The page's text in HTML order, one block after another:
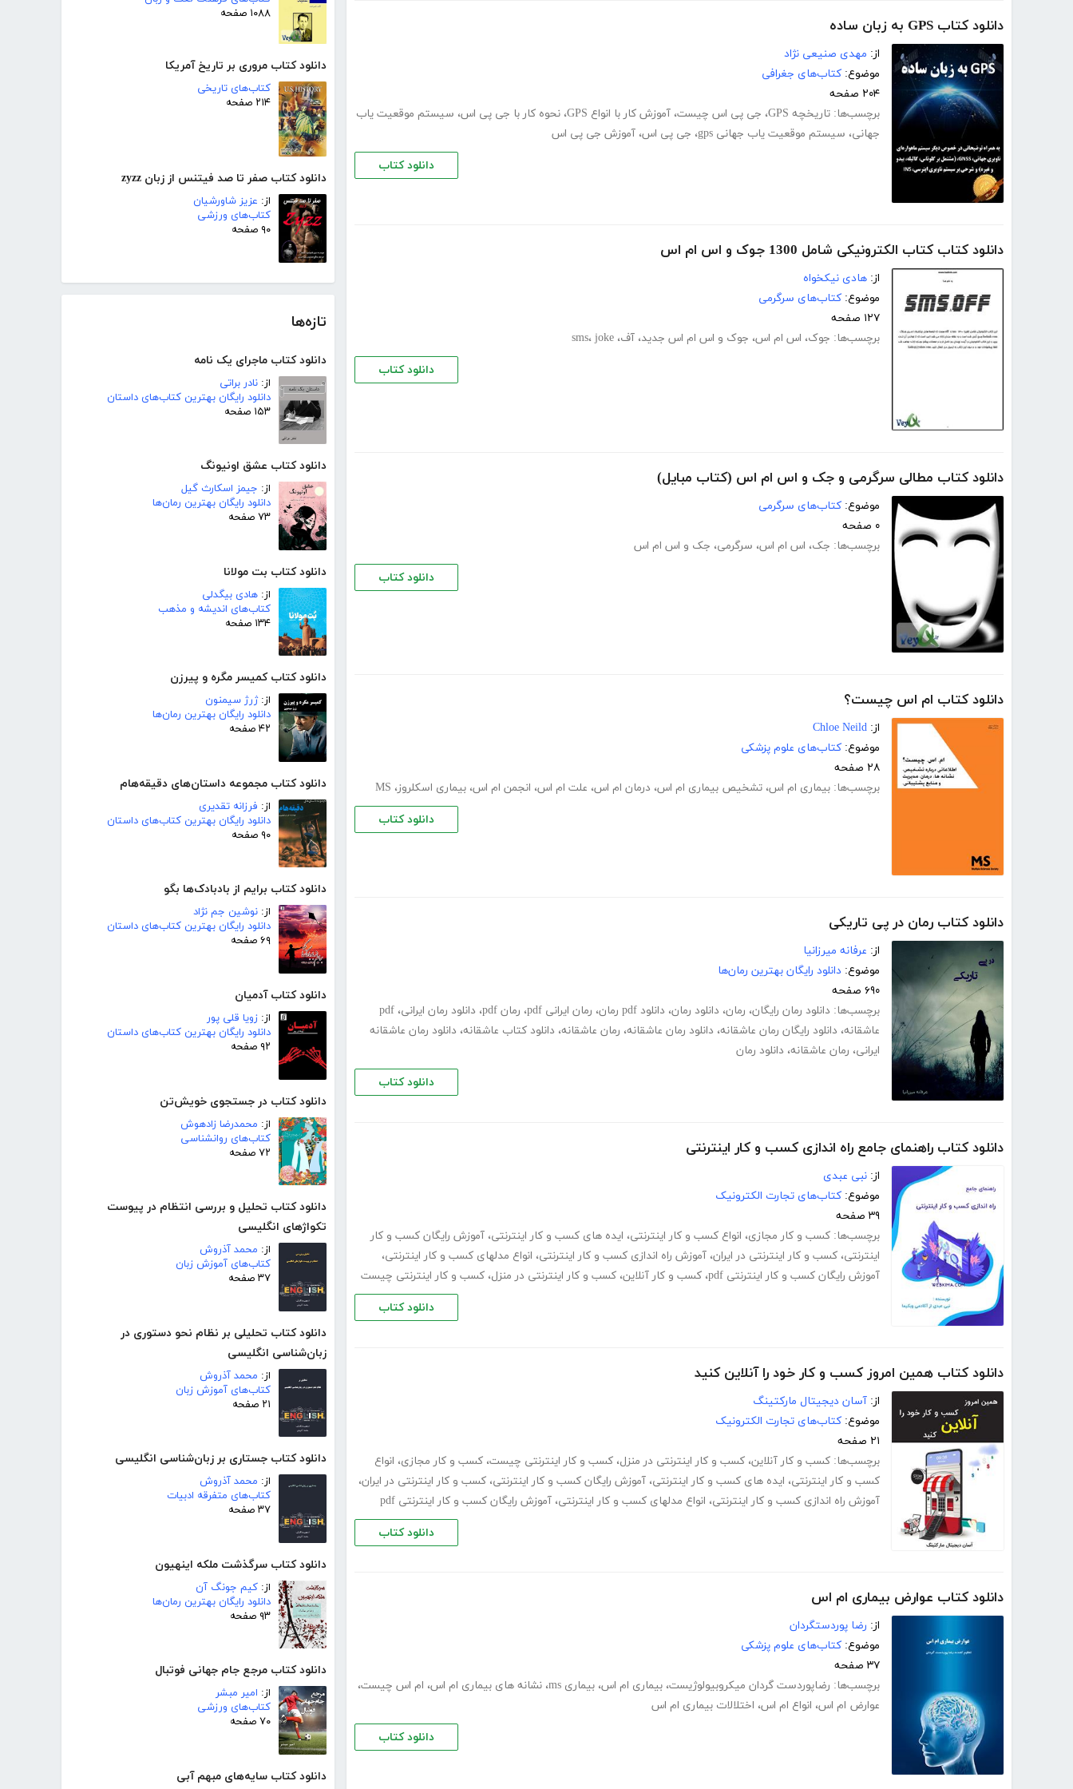
۱۰۸۸ صفحه
دانلود کتاب مروری بر تاریخ آمریکا
کتاب‌های تاریخی
۲۱۴ صفحه
دانلود کتاب صفر تا صد فیتنس از زبان zyzz
از: عزیز شاورشیان
کتاب‌های ورزشی
۹۰ صفحه
تازه‌ها
دانلود کتاب ماجرای یک نامه
از: نادر براتی
دانلود رایگان بهترین کتاب‌های داستان
۱۵۳ صفحه
دانلود کتاب عشق اونیونگ
از: جیمز اسکارث گیل
دانلود رایگان بهترین رمان‌ها
۷۳ صفحه
دانلود کتاب بت مولانا
از: هادی بیگدلی
کتاب‌های اندیشه و مذهب
۱۳۴ صفحه
دانلود کتاب کمیسر مگره و پیرزن
از:ژرژ سیمنون
دانلود رایگان بهترین رمان‌ها
۴۲ صفحه
دانلود کتاب مجموعه داستان‌های دقیقه‌هام
از: فرزانه تقدیری
دانلود رایگان بهترین کتاب‌های داستان
۹۰ صفحه
دانلود کتاب برایم از بادبادک‌ها بگو
از: نوشین جم نژاد
دانلود رایگان بهترین کتاب‌های داستان
۶۹ صفحه
دانلود کتاب آدمیان
از: زویا قلی پور
دانلود رایگان بهترین کتاب‌های داستان
۹۲ صفحه
دانلود کتاب در جستجوی خویش‌تن
از: محمدرضا زادهوش
کتاب‌های روانشناسی
۷۲ صفحه
دانلود کتاب تحلیل و بررسی انتظام در پیوست
تکواژهای انگلیسی
از: محمد آذروش
کتاب‌های آموزش زبان
۳۷ صفحه
دانلود کتاب تحلیلی بر نظام نحو دستوری در
زبان‌شناسی انگلیسی
از: محمد آذروش
کتاب‌های آموزش زبان
۲۱ صفحه
دانلود کتاب جستاری بر زبان‌شناسی انگلیسی
از: محمد آذروش
کتاب‌های متفرقه ادبیات
۳۷ صفحه
دانلود کتاب سرگذشت ملکه اینهیون
از: کیم جونگ آن
دانلود رایگان بهترین رمان‌ها
۹۳ صفحه
دانلود کتاب مرجع جام جهانی فوتبال
از: امیر مبشر
کتاب‌های ورزشی
۷۰ صفحه
دانلود کتاب سایه‌های مبهم آبی
دانلود کتاب GPS به زبان ساده
از: مهدی صنیعی نژاد
موضوع: کتاب‌های جغرافی
۲۰۴ صفحه
برچسب‌ها: تاریخچه GPS ، جی پی اس چیست، آموزش کار با انواع GPS ، نحوه کار با جی پی اس، سیستم موقعیت یاب
جهانی، سیستم موقعیت یاب جهانی gps ، جی پی اس، آموزش جی پی اس
دانلود کتاب
دانلود کتاب کتاب الکترونیکی شامل 1300 جوک و اس ام اس
از: هادی نیکخواه
موضوع: کتاب‌های سرگرمی
۱۲۷ صفحه
برچسب‌ها: جوک، اس ام اس، جوک و اس ام اس جدید، آف، sms،joke
دانلود کتاب
دانلود کتاب مطالی سرگرمی و جک و اس ام اس (کتاب مبایل)
موضوع: کتاب‌های سرگرمی
۰ صفحه
برچسب‌ها: جک، اس ام اس، سرگرمی، جک و اس ام اس
دانلود کتاب
دانلود کتاب ام اس چیست؟
از: Chloe Neild
موضوع: کتاب‌های علوم پزشکی
۲۸ صفحه
برچسب‌ها: بیماری ام اس، تشخیص بیماری ام اس، درمان ام اس، علت ام اس، انجمن ام اس، بیماری اسکلروز، MS
دانلود کتاب
دانلود کتاب رمان در پی تاریکی
از: عرفانه میرزانیا
موضوع: دانلود رایگان بهترین رمان‌ها
۶۹۰ صفحه
برچسب‌ها: دانلود رمان رایگان، رمان، دانلود رمان، دانلود pdf رمان ، رمان ایرانی pdf ، رمان pdf ، دانلود رمان ایرانی، pdf
عاشقانه، دانلود رایگان رمان عاشقانه، دانلود رمان عاشقانه، رمان عاشقانه، دانلود کتاب عاشقانه، دانلود رمان عاشقانه
ایرانی، رمان عاشقانه، دانلود رمان
دانلود کتاب
دانلود کتاب راهنمای جامع راه اندازی کسب و کار اینترنتی
از: نبی عبدی
موضوع: کتاب‌های تجارت الکترونیک
۳۹ صفحه
برچسب‌ها: کسب و کار مجازی، انواع کسب و کار اینترنتی، ایده های کسب و کار اینترنتی، آموزش رایگان کسب و کار
اینترنتی، کسب و کار اینترنتی در ایران، آموزش راه اندازی کسب و کار اینترنتی، انواع مدلهای کسب و کار اینترنتی،
آموزش رایگان کسب و کار اینترنتی pdf
، کسب و کار آنلاین، کسب و کار اینترنتی در منزل، کسب و کار اینترنتی چیست
دانلود کتاب
دانلود کتاب همین امروز کسب و کار خود را آنلاین کنید
از: آسان دیجیتال مارکتینگ
موضوع: کتاب‌های تجارت الکترونیک
۲۱ صفحه
برچسب‌ها: کسب و کار آنلاین، کسب و کار اینترنتی در منزل، کسب و کار اینترنتی چیست، کسب و کار مجازی، انواع
کسب و کار اینترنتی، ایده های کسب و کار اینترنتی، آموزش رایگان کسب و کار اینترنتی، کسب و کار اینترنتی در ایران،
آموزش راه اندازی کسب و کار اینترنتی، انواع مدلهای کسب و کار اینترنتی، آموزش رایگان کسب و کار اینترنتی pdf
دانلود کتاب
دانلود کتاب عوارض بیماری ام اس
از: رضا پوردستگردان
موضوع: کتاب‌های علوم پزشکی
۳۷ صفحه
برچسب‌ها: رضاپوردست گردان میکروبیولوژیست، بیماری ام اس، بیماری ms ، نشانه های بیماری ام اس، ام اس چیست،
عوارض ام اس، انواع ام اس، اختلالات بیماری ام اس
دانلود کتاب